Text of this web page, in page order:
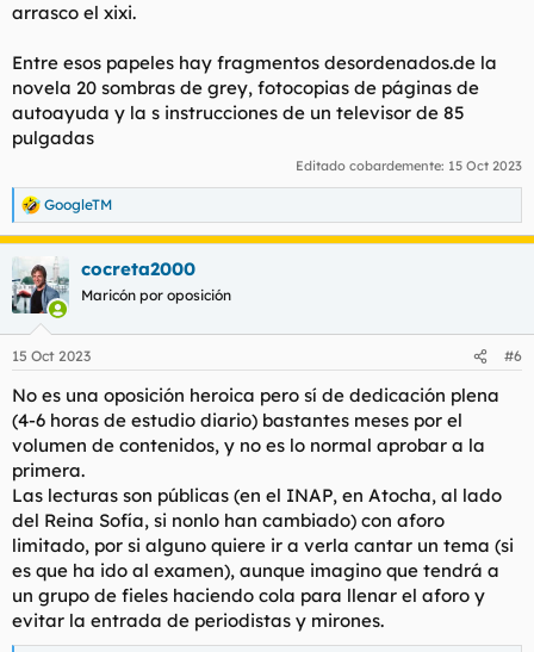
arrasco el xixi.
Entre esos papeles hay fragmentos desordenados.de la
novela 20 sombras de grey, fotocopias de páginas de
autoayuda y la s instrucciones de un televisor de 85
pulgadas
Editado cobardemente: 15 Oct 2023
R
e
a
c
c
i
e
:
GoogleTM
cocreta2000
Maricón por oposición
15 Oct 2023 #6
No es una oposición heroica pero sí de dedicación plena
(4-6 horas de estudio diario) bastantes meses por el
volumen de contenidos, y no es lo normal aprobar a la
primera.
Las lecturas son públicas (en el INAP, en Atocha, al lado
del Reina Sofía, si nonlo han cambiado) con aforo
limitado, por si alguno quiere ir a verla cantar un tema (si
es que ha ido al examen), aunque imagino que tendrá a
un grupo de fieles haciendo cola para llenar el aforo y
evitar la entrada de periodistas y mirones.